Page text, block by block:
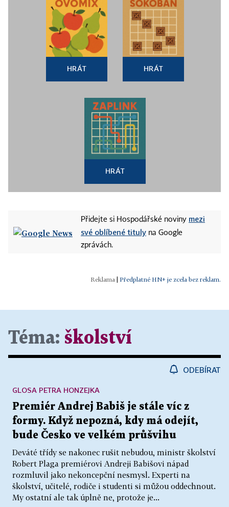
HRÁT HRÁT
HRÁT
Přidejte si Hospodářské noviny mezi
své oblíbené tituly na Google
zprávách.
Předplatné HN+ je zcela bez reklam.
Téma: školství
ODEBÍRAT
Premiér Andrej Babiš je stále víc z
formy. Když nepozná, kdy má odejít,
bude Česko ve velkém průšvihu
Deváté třídy se nakonec rušit nebudou, ministr školství
Robert Plaga premiérovi Andreji Babišovi nápad
rozmluvil jako nekoncepční nesmysl. Experti na
školství, učitelé, rodiče i studenti si můžou oddechnout.
My ostatní ale tak úplně ne, protože je...
GLOSA PETRA HONZEJKA